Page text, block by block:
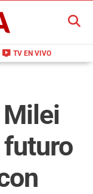
live_tv TV EN VIVO
BUSCAR
futuro